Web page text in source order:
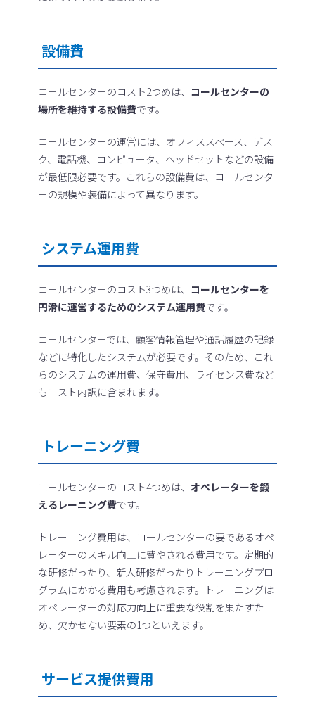
設備費
コールセンターのコスト2つめは、 コールセンターの
場所を維持する設備費です。
コールセンターの運営には、オフィススペース、デス
ク、電話機、コンピュータ、ヘッドセットなどの設備
が最低限必要です。これらの設備費は、コールセンタ
ーの規模や装備によって異なります。
システム運用費
コールセンターのコスト3つめは、 コールセンターを
円滑に運営するためのシステム運用費です。
コールセンターでは、顧客情報管理や通話履歴の記録
などに特化したシステムが必要です。そのため、これ
らのシステムの運用費、保守費用、ライセンス費など
もコスト内訳に含まれます。
トレーニング費
コールセンターのコスト4つめは、オペレーターを鍛
えるレーニング費です。
トレーニング費用は、コールセンターの要であるオペ
レーターのスキル向上に費やされる費用です。定期的
な研修だったり、新人研修だったりトレーニングプロ
グラムにかかる費用も考慮されます。トレーニングは
オペレーターの対応力向上に重要な役割を果たすた
め、欠かせない要素の1つといえます。
サービス提供費用